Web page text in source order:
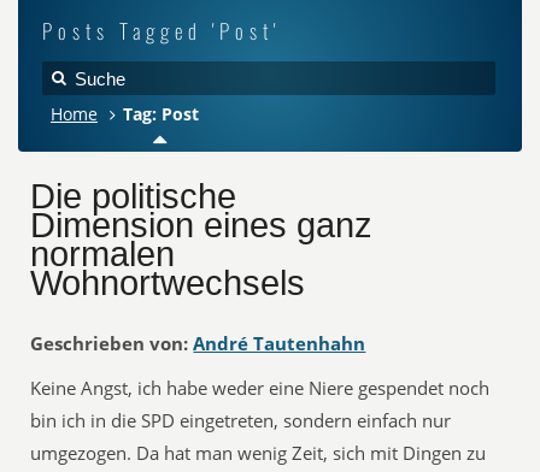
Posts Tagged 'Post'
Home Tag: Post
Die politische
Dimension eines ganz
normalen
Wohnortwechsels
Geschrieben von: André Tautenhahn
Keine Angst, ich habe weder eine Niere gespendet noch
bin ich in die SPD eingetreten, sondern einfach nur
umgezogen. Da hat man wenig Zeit, sich mit Dingen zu